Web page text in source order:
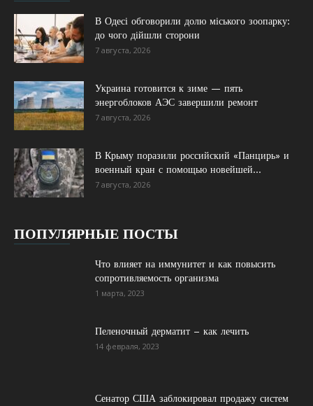
В Одесі обговорили долю міського зоопарку:
до чого дійшли сторони
7 августа, 2026
Украина готовится к зиме — пять
энергоблоков АЭС завершили ремонт
7 августа, 2026
В Крыму поразили российский «Панцирь» и
военный кран с помощью новейшей...
7 августа, 2026
ПОПУЛЯРНЫЕ ПОСТЫ
Что влияет на иммунитет и как повысить
сопротивляемость организма
1 марта, 2023
Пеленочный дерматит – как лечить
14 февраля, 2023
Сенатор США заблокировал продажу систем